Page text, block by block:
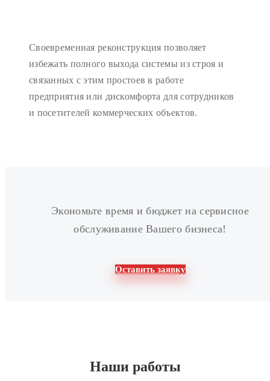
Своевременная реконструкция позволяет
избежать полного выхода системы из строя и
связанных с этим простоев в работе
предприятия или дискомфорта для сотрудников
и посетителей коммерческих объектов.
Экономьте время и бюджет на сервисное
обслуживание Вашего бизнеса!
Оставить заявку
Наши работы